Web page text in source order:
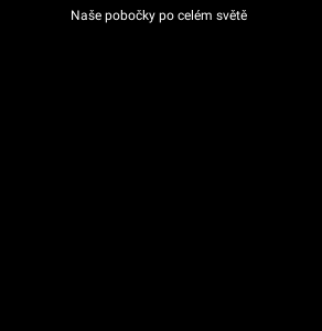
Naše pobočky po celém světě